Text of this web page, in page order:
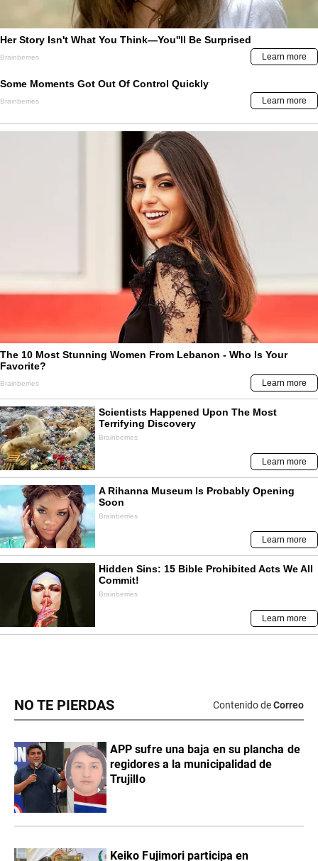
NO TE PIERDAS Contenido deCorreo
APP sufre una baja en su plancha de
regidores a la municipalidad de
Trujillo
Keiko Fujimori participa en